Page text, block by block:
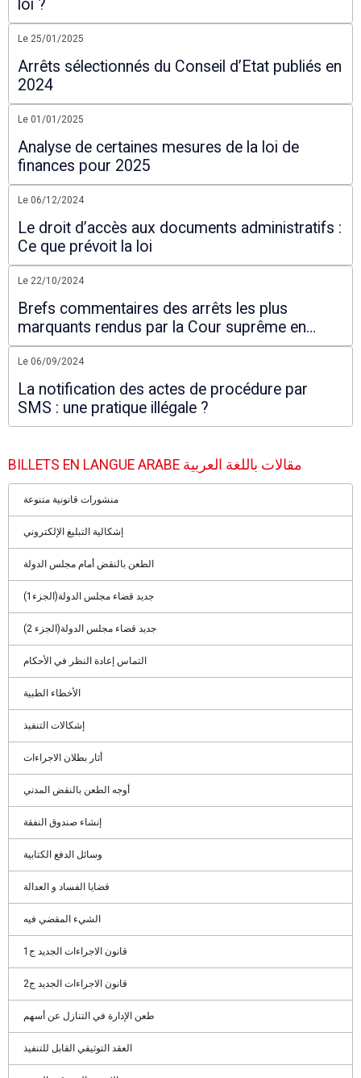
loi ?
Le 25/01/2025
Arrêts sélectionnés du Conseil d’Etat publiés en
2024
Le 01/01/2025
Analyse de certaines mesures de la loi de
finances pour 2025
Le 06/12/2024
Le droit d’accès aux documents administratifs :
Ce que prévoit la loi
Le 22/10/2024
Brefs commentaires des arrêts les plus
marquants rendus par la Cour suprême en
2024
Le 06/09/2024
La notification des actes de procédure par
SMS : une pratique illégale ?
BILLETS EN LANGUE ARABE مقالات باللغة العربية
منشورات قانونية متنوعة
إشكالية التبليغ الإلكتروني
الطعن بالنقض أمام مجلس الدولة
جديد قضاء مجلس الدولة(الجزء1)
جديد قضاء مجلس الدولة(الجزء 2)
التماس إعادة النظر في الأحكام
الأخطاء الطبية
إشكالات التنفيذ
أثار بطلان الاجراءات
أوجه الطعن بالنقض المدني
إنشاء صندوق النفقة
وسائل الدفع الكتابية
قضايا الفساد و العدالة
الشيء المقضي فيه
قانون الاجراءات الجديد ج1
قانون الاجراءات الجديد ج2
طعن الإدارة في التنازل عن أسهم
العقد التوثيقي القابل للتنفيذ